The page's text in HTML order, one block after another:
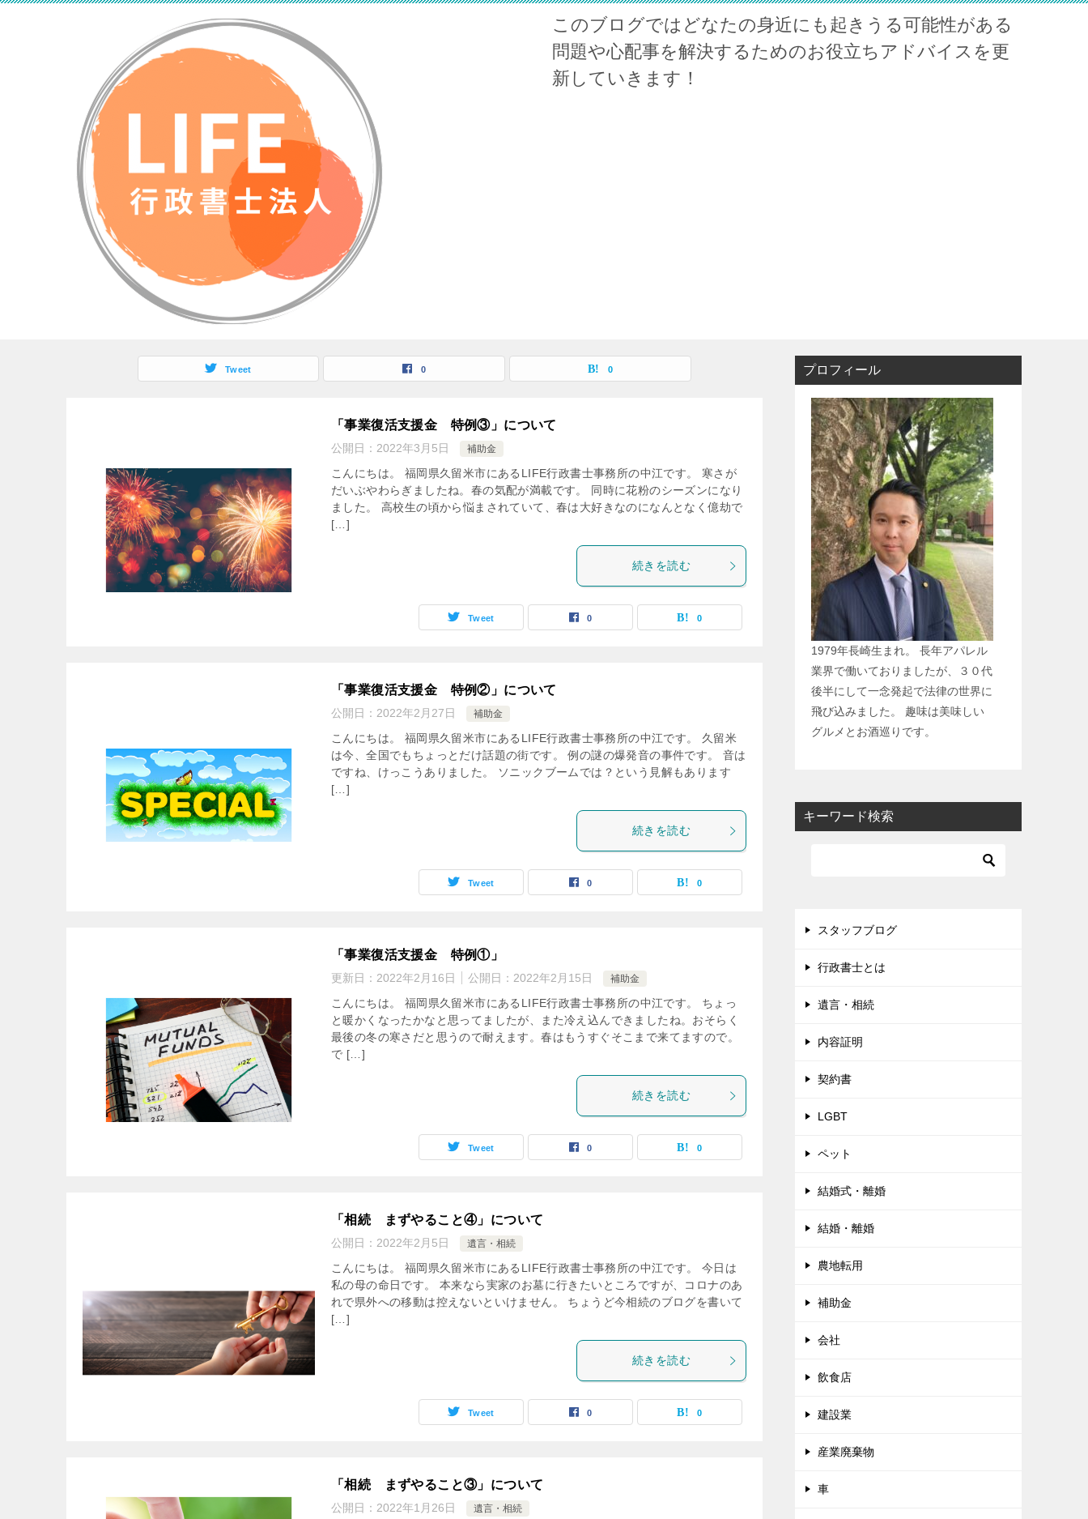
このブログではどなたの身近にも起きうる可能性がある
問題や心配事を解決するためのお役立ちアドバイスを更
新していきます！
Tweet 0 0
「事業復活支援金 特例③」について
公開日： 2022年3月5日 補助金
こんにちは。 福岡県久留米市にあるLIFE行政書士事務所の中江です。 寒さが
だいぶやわらぎましたね。春の気配が満載です。 同時に花粉のシーズンになり
ました。 高校生の頃から悩まされていて、春は大好きなのになんとなく億劫で
[…]
続きを読む
Tweet 0 0
「事業復活支援金 特例②」について
公開日： 2022年2月27日 補助金
こんにちは。 福岡県久留米市にあるLIFE行政書士事務所の中江です。 久留米
は今、全国でもちょっとだけ話題の街です。 例の謎の爆発音の事件です。 音は
ですね、けっこうありました。 ソニックブームでは？という見解もあります
[…]
続きを読む
Tweet 0 0
「事業復活支援金 特例①」
更新日： 2022年2月16日 公開日： 2022年2月15日 補助金
こんにちは。 福岡県久留米市にあるLIFE行政書士事務所の中江です。 ちょっ
と暖かくなったかなと思ってましたが、また冷え込んできましたね。おそらく
最後の冬の寒さだと思うので耐えます。春はもうすぐそこまで来てますので。
で […]
続きを読む
Tweet 0 0
「相続 まずやること④」について
公開日： 2022年2月5日 遺言・相続
こんにちは。 福岡県久留米市にあるLIFE行政書士事務所の中江です。 今日は
私の母の命日です。 本来なら実家のお墓に行きたいところですが、コロナのあ
れで県外への移動は控えないといけません。 ちょうど今相続のブログを書いて
[…]
続きを読む
Tweet 0 0
「相続 まずやること③」について
公開日： 2022年1月26日 遺言・相続
プロフィール
1979年長崎生まれ。 長年アパレル
業界で働いておりましたが、３０代
後半にして一念発起で法律の世界に
飛び込みました。 趣味は美味しい
グルメとお酒巡りです。
キーワード検索
スタッフブログ
行政書士とは
遺言・相続
内容証明
契約書
LGBT
ペット
結婚式・離婚
結婚・離婚
農地転用
補助金
会社
飲食店
建設業
産業廃棄物
車